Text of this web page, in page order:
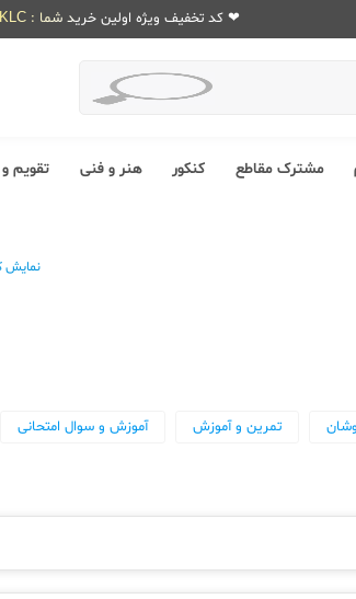
❤ کد تخفیف ویژه اولین خرید شما : KLC ❤
مشترک مقاطع کنکور هنر و فنی تقویم
نمایش
تمرین و آموزش آموزش و سوال امتحانی